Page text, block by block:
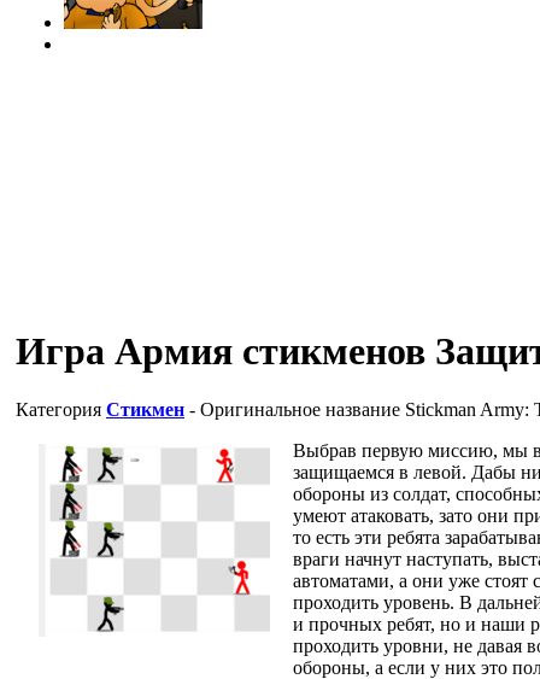
Игра Армия стикменов
Категория Стикмен - Оригинальное название Stickman Army:
Выбрав первую миссию, мы
защищаемся в левой. Дабы
обороны из солдат,
умеют атаковать, зато они
то есть эти ребята
враги начнут наступать,
автоматами, а они уже стоят
проходить уровень. В
и прочных ребят, но и наши
проходить уровни, не давая
обороны, а если у них это